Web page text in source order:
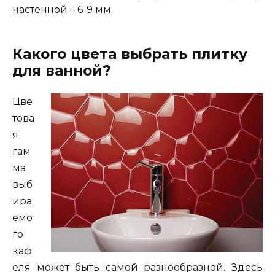
настенной – 6-9 мм.
Какого цвета выбрать плитку
для ванной?
Цве
това
я
гам
ма
выб
ира
емо
го
каф
еля может быть самой разнообразной. Здесь